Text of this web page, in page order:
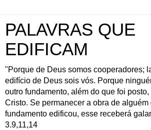
PALAVRAS QUE
EDIFICAM
"Porque de Deus somos cooperadores;
edifício de Deus sois vós. Porque
outro fundamento, além do que foi
Cristo. Se permanecer a obra de alguém
fundamento edificou, esse receberá
3.9,11,14